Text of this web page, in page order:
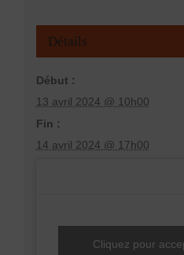
Détails
Début :
13 avril 2024 @ 10h00
Fin :
14 avril 2024 @ 17h00
Cliquez pour